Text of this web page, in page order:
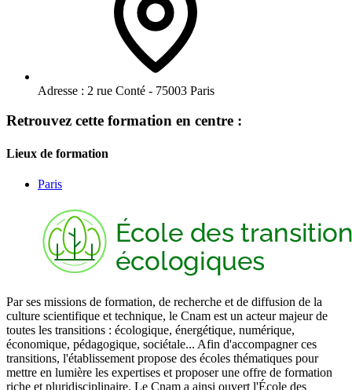
Adresse : 2 rue Conté - 75003 Paris
Retrouvez cette formation en centre :
Lieux de formation
Paris
Par ses missions de formation, de recherche et de diffusion de la
culture scientifique et technique, le Cnam est un acteur majeur de
toutes les transitions : écologique, énergétique, numérique,
économique, pédagogique, sociétale... Afin d'accompagner ces
transitions, l'établissement propose des écoles thématiques pour
mettre en lumière les expertises et proposer une offre de formation
riche et pluridisciplinaire. Le Cnam a ainsi ouvert l'École des